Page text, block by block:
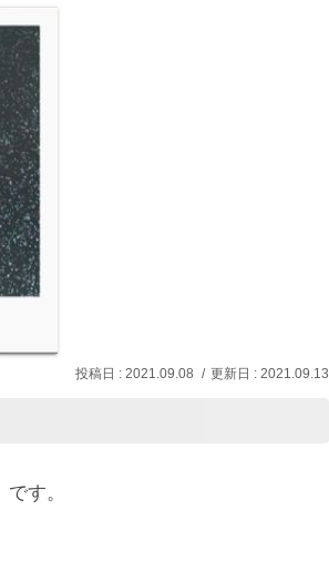
2021.09.08 2021.09.13
す。